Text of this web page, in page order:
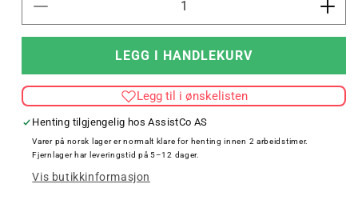
antallet
Øk
LEGG I HANDLEKURV
Legg til i ønskelisten
Henting tilgjengelig hosAssistCo AS
Varer på norsk lager er normalt klare for henting innen 2 arbeidstimer.
Fjernlager har leveringstid på 5–12 dager.
Vis butikkinformasjon